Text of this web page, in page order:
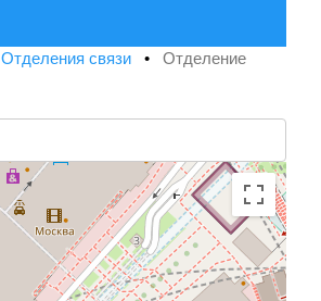
Отделения связи • Отделение